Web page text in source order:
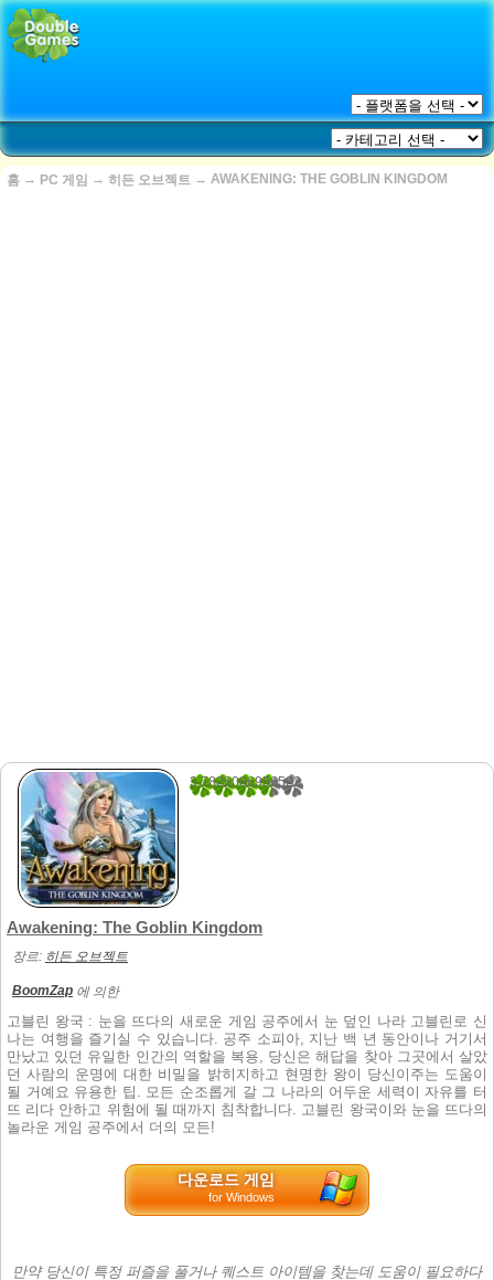
홈 → PC 게임 → 히든 오브젝트 → AWAKENING: THE GOBLIN KINGDOM
3.7826086956522
Awakening: The Goblin Kingdom
장르: 히든 오브젝트
BoomZap 에 의한
고블린 왕국 : 눈을 뜨다의 새로운 게임 공주에서 눈 덮인 나라 고블린로 신
나는 여행을 즐기실 수 있습니다. 공주 소피아, 지난 백 년 동안이나 거기서
만났고 있던 유일한 인간의 역할을 복용, 당신은 해답을 찾아 그곳에서 살았
던 사람의 운명에 대한 비밀을 밝히지하고 현명한 왕이 당신이주는 도움이
될 거예요 유용한 팁. 모든 순조롭게 갈 그 나라의 어두운 세력이 자유를 터
뜨 리다 안하고 위험에 될 때까지 침착합니다. 고블린 왕국이와 눈을 뜨다의
놀라운 게임 공주에서 더의 모든!
다운로드 게임
for Windows
만약 당신이 특정 퍼즐을 풀거나 퀘스트 아이템을 찾는데 도움이 필요하다